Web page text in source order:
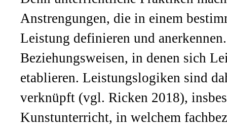
Anstrengungen, die in einem
Leistung definieren und
Beziehungsweisen, in denen sich
etablieren. Leistungslogiken sind
verknüpft (vgl. Ricken 2018),
Kunstunterricht, in welchem